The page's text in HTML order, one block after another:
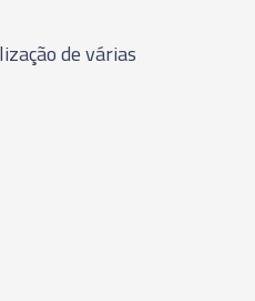
de várias